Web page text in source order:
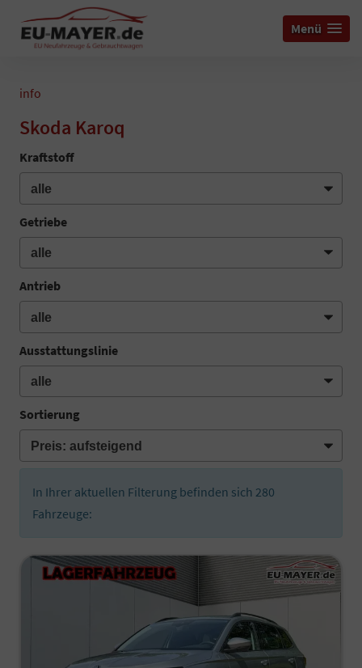
Menü
info
Skoda Karoq
Kraftstoff
Getriebe
Antrieb
Ausstattungslinie
Sortierung
In Ihrer aktuellen Filterung befinden sich 280
Fahrzeuge: